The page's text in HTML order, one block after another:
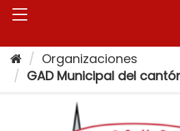
Organizaciones
GAD Municipal del